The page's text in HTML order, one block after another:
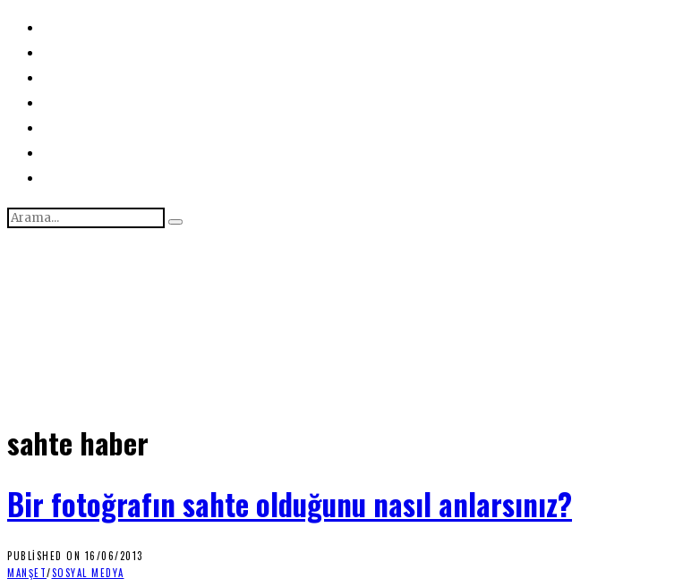
sahte haber
Bir fotoğrafın sahte olduğunu nasıl anlarsınız?
PUBLISHED ON 16/06/2013
MANŞET/SOSYAL MEDYA